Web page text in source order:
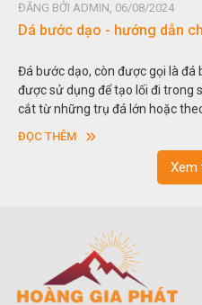
ĐĂNG BỞI ADMIN, 06/08/2024
Dá bước dạo - hướng dẫn
Đá bước dạo, còn được gọi là đá
được sử dụng để tạo lối đi trong
cắt từ những trụ đá lớn hoặc
vuông hoặc hình chữ nhật và có
ĐỌC THÊM
Xem